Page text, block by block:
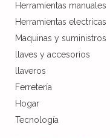
Herramientas manuales
Herramientas electricas
Maquinas y suministros
llaves y accesorios
llaveros
Ferretería
Hogar
Tecnología